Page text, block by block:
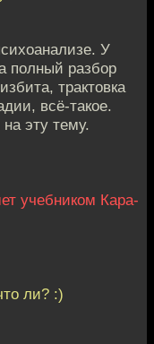
У
полный разбор
трактовка
всё-такое.
эту тему.
учебником Кара-
ли? :)